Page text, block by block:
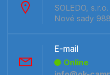
SOLEDO,
Nové sady
E-mail
Online